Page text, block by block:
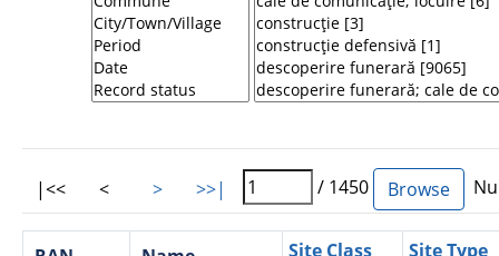
|<< < > >>| / 1450
Site Class
Site Type